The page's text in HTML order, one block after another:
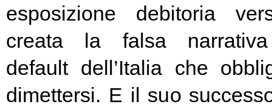
esposizione debitoria
creata la falsa narrativa
default dell’Italia che
dimettersi. E il suo